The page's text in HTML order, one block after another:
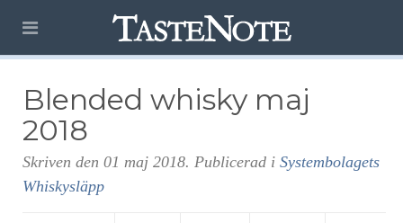
Blended whisky maj
2018
Skriven den 01 maj 2018. Publicerad i Systembolagets
Whiskysläpp